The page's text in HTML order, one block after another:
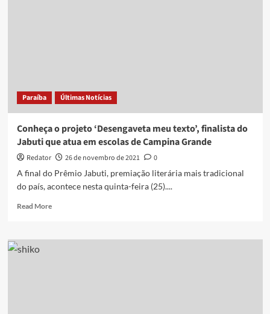
Paraíba Últimas Notícias
Conheça o projeto ‘Desengaveta meu texto’, finalista do
Jabuti que atua em escolas de Campina Grande
Redator 26 de novembro de 2021
0
A final do Prêmio Jabuti, premiação literária mais tradicional
do país, acontece nesta quinta-feira (25)....
Read MoreRead
Conheça